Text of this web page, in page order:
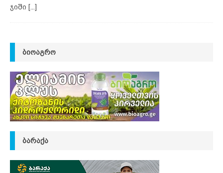
ჯიში [...]
ᲑᲘᲝᲐᲒᲠᲝ
ᲑᲐᲠᲐᲥᲐ